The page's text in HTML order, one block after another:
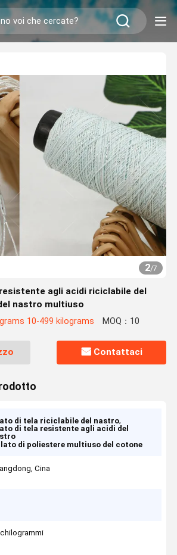
2/7
agli acidi riciclabile del
nastro multiuso
10-499 kilograms MOQ：10
Contattaci
di tela riciclabile del nastro,
di tela resistente agli acidi del
di poliestere multiuso del cotone
Cina